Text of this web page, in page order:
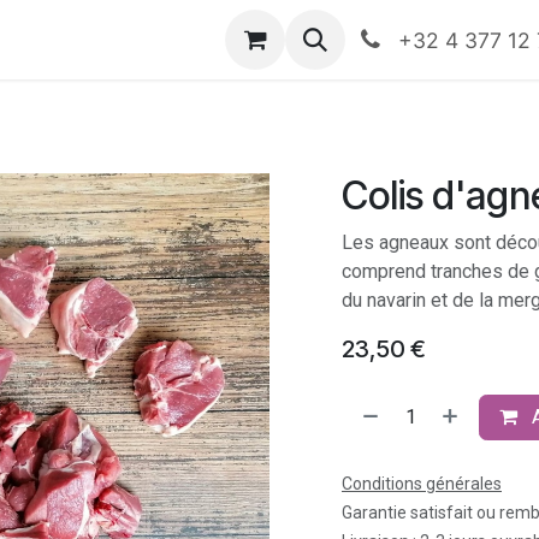
Rendez-vous Événements
+32 4 377 12
Colis
Les agneaux sont
comprend tranches de
du navarin et de la
23,50 €
Conditions générales
Garantie satisfait ou